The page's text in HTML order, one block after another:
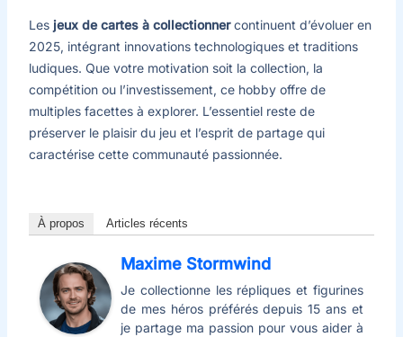
Les jeux de cartes à collectionnercontinuent d’évoluer en
2025, intégrant innovations technologiques et traditions
ludiques. Que votre motivation soit la collection, la
compétition ou l’investissement, ce hobby offre de
multiples facettes à explorer. L’essentiel reste de
préserver le plaisir du jeu et l’esprit de partage qui
caractérise cette communauté passionnée.
À propos Articles récents
Maxime Stormwind
Je collectionne les répliques et figurines
de mes héros préférés depuis 15 ans et
je partage ma passion pour vous aider à